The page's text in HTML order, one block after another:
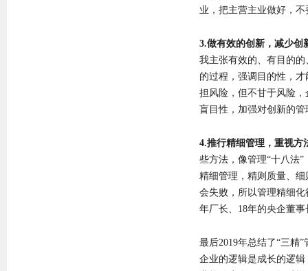
业，把主营主业做好，
3.做有效的创新，减少创
我主张有效的、有目的
的过程，强调目的性，
担风险，但不甘于风险
盲目性，加强对创新的管
4.推行精细管理，重视方
些方法，像管理“十八法
精细管理，精则质量、
会失败，所以管理精细
年厂长、18年的央企董
最后2019年总结了“三精
企业的逻辑是成长的逻